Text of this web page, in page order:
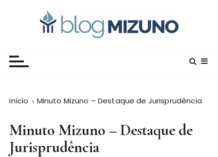
Início Minuto Mizuno – Destaque de Jurisprudência
Minuto Mizuno – Destaque de
Jurisprudência